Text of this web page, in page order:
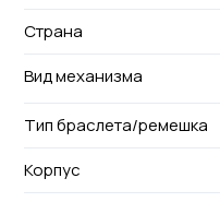
Страна
Вид механизма
Тип браслета/ремешка
Корпус